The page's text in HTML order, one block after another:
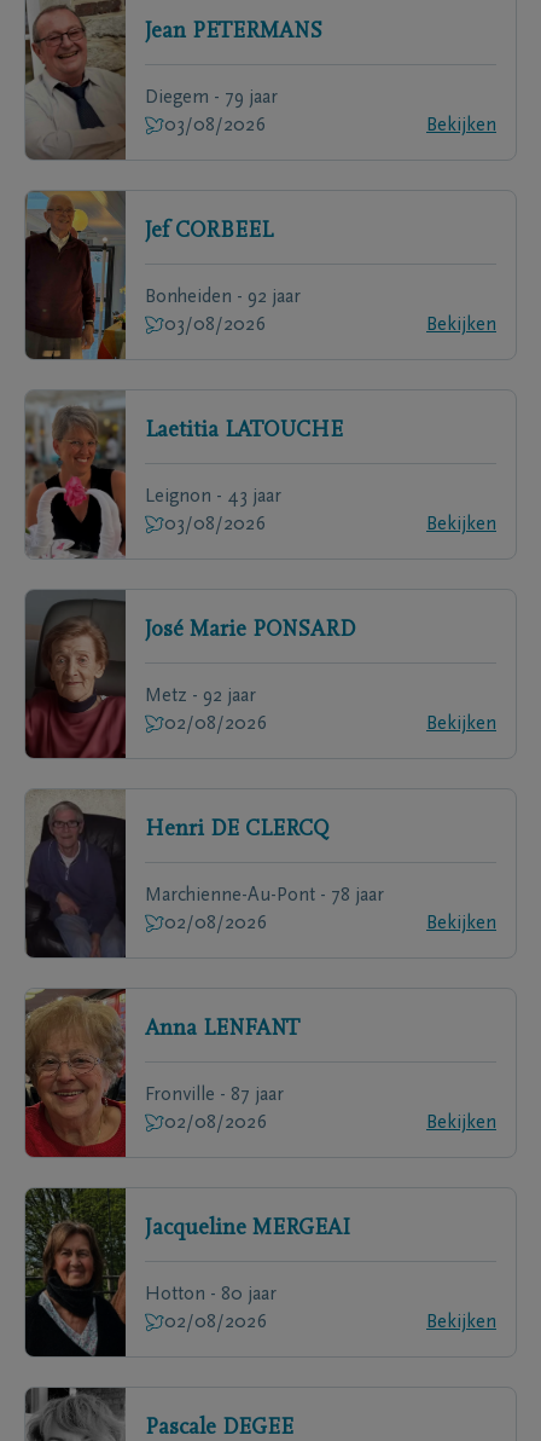
Jean PETERMANS
Diegem - 79 jaar
03/08/2026
Bekijken
Jef CORBEEL
Bonheiden - 92 jaar
03/08/2026
Bekijken
Laetitia LATOUCHE
Leignon - 43 jaar
03/08/2026
Bekijken
José Marie PONSARD
Metz - 92 jaar
02/08/2026
Bekijken
Henri DE CLERCQ
Marchienne-Au-Pont - 78 jaar
02/08/2026
Bekijken
Anna LENFANT
Fronville - 87 jaar
02/08/2026
Bekijken
Jacqueline MERGEAI
Hotton - 80 jaar
02/08/2026
Bekijken
Pascale DEGEE